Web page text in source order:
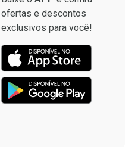
ofertas e descontos
exclusivos para você!